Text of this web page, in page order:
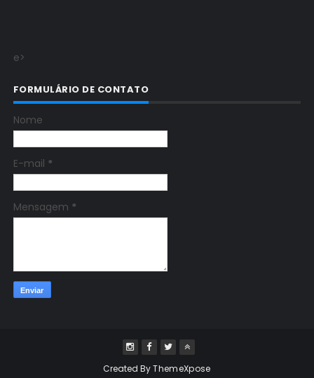
e>
FORMULÁRIO DE CONTATO
Nome
E-mail *
Mensagem *
Created ByThemeXpose